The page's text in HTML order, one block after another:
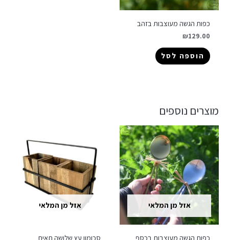
כפות הגשה מעוצבות בזהב
₪129.00
הוספה לסל
מוצרים נוספים
אזל מן המלאי
כפות הגשה מעוצבות בכסף
אזל מן המלאי
סכומון עץ שלושה תאים